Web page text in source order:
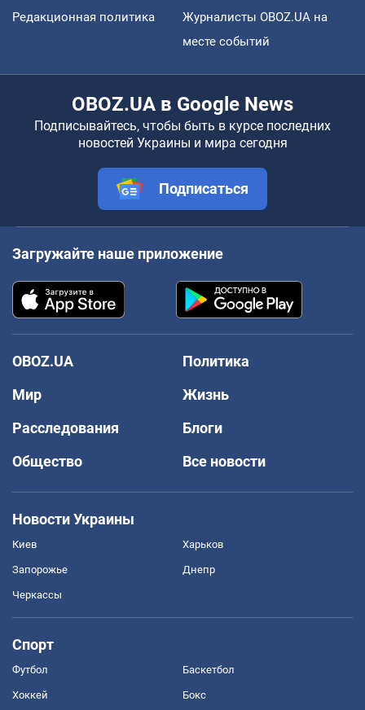
Редакционная политика
Журналисты OBOZ.UA на
месте событий
OBOZ.UA в Google News
Подписывайтесь, чтобы быть в курсе последних
новостей Украины и мира сегодня
Подписаться
Загружайте наше приложение
OBOZ.UA
Политика
Мир
Жизнь
Расследования
Блоги
Общество
Все новости
Новости Украины
Киев Харьков
Запорожье Днепр
Черкассы
Спорт
Футбол Баскетбол
Хоккей Бокс